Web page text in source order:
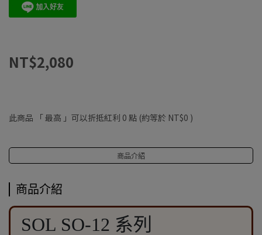
NT$2,080
此商品 「 最高 」可以折抵紅利 0 點 (約等於 NT$0 )
商品介紹
商品介紹
SOL SO-12 系列